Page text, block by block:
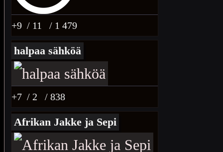
+9 / 11 / 1 479
halpaa sähköä
+7 / 2 / 838
Afrikan Jakke ja Sepi